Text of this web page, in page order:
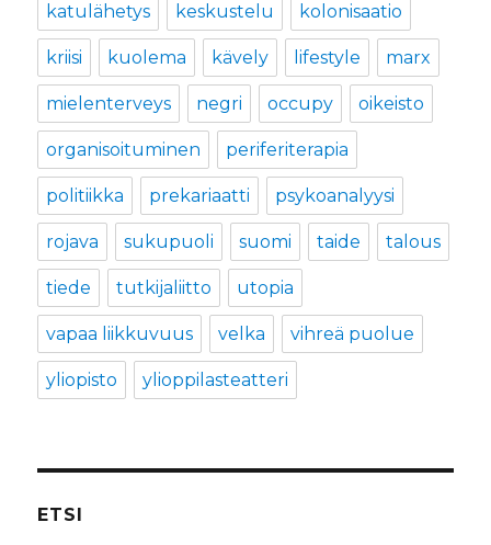
katulähetys keskustelu kolonisaatio
kriisi kuolema kävely lifestyle marx
mielenterveys negri occupy oikeisto
organisoituminen periferiterapia
politiikka prekariaatti psykoanalyysi
rojava sukupuoli suomi taide talous
tiede tutkijaliitto utopia
vapaa liikkuvuus velka vihreä puolue
yliopisto ylioppilasteatteri
ETSI